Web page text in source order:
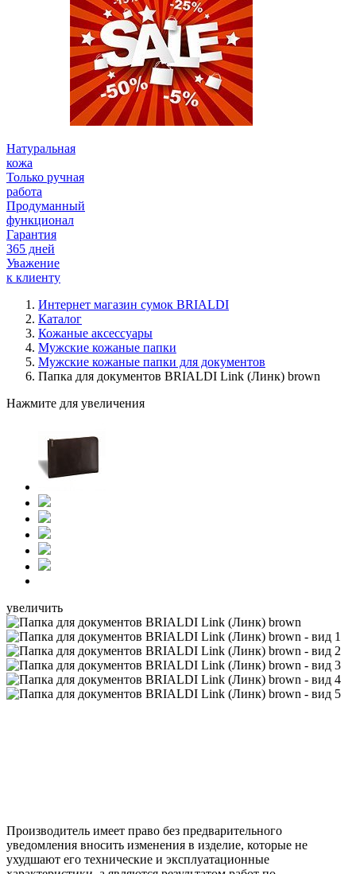
Натуральная
кожа
Только ручная
работа
Продуманный
функционал
Гарантия
365 дней
Уважение
к клиенту
Интернет магазин сумок BRIALDI
Каталог
Кожаные аксессуары
Мужские кожаные папки
Мужские кожаные папки для документов
Папка для документов BRIALDI Link (Линк) brown
Нажмите для увеличения
увеличить
Производитель имеет право без предварительного
уведомления вносить изменения в изделие, которые не
ухудшают его технические и эксплуатационные